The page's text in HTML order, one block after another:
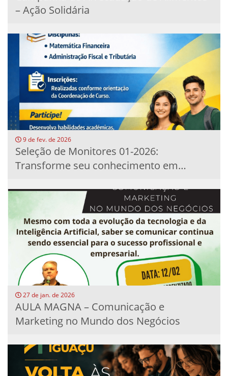
– Ação Solidária
9 de fev. de 2026
Seleção de Monitores 01-2026:
Transforme seu conhecimento em
27 de jan. de 2026
AULA MAGNA – Comunicação e
Marketing no Mundo dos Negócios